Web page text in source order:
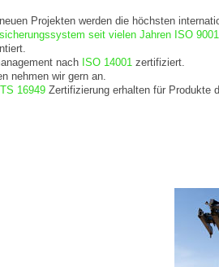
Projekten werden die höchsten
seit vielen Jahren ISO
nach ISO 14001 zertifiziert.
nehmen wir gern an.
16949 Zertifizierung erhalten für Produkte